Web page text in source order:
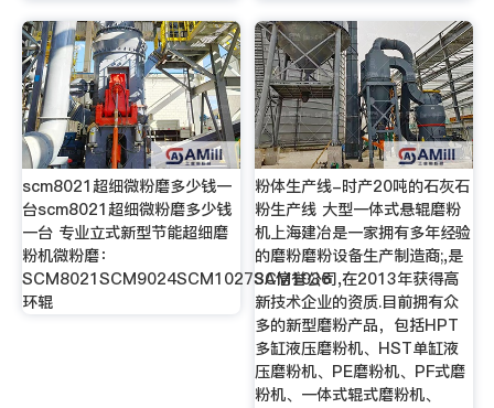
scm8021超细微粉磨多少钱一
台scm8021超细微粉磨多少钱
一台 专业立式新型节能超细磨
粉机微粉磨：
SCM8021SCM9024SCM1027SCM1036
环辊
粉体生产线-时产20吨的石灰石
粉生产线 大型一体式悬辊磨粉
机上海建冶是一家拥有多年经验
的磨粉磨粉设备生产制造商;,是
3A信誉公司,在2013年获得高
新技术企业的资质.目前拥有众
多的新型磨粉产品，包括HPT
多缸液压磨粉机、HST单缸液
压磨粉机、PE磨粉机、PF式磨
粉机、一体式辊式磨粉机、